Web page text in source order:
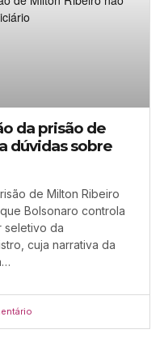
da prisão de
dúvidas sobre
de Milton Ribeiro
Bolsonaro controla
seletivo da
cuja narrativa da